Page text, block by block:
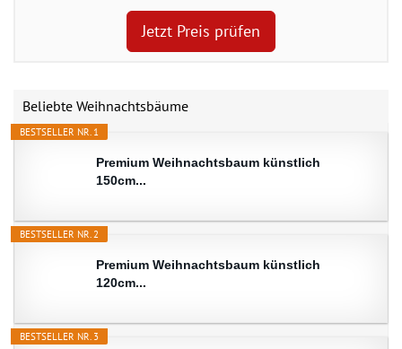
Jetzt Preis prüfen
Beliebte Weihnachtsbäume
BESTSELLER NR. 1
Premium Weihnachtsbaum künstlich
150cm...
BESTSELLER NR. 2
Premium Weihnachtsbaum künstlich
120cm...
BESTSELLER NR. 3